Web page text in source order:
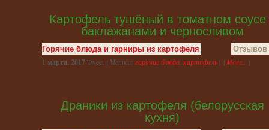
Картофель тушёный в томатном соусе
баклажанами и черносливом
Горячие блюда и гарниры из картофеля Отзывов
1 марта, 2017Tweet {Метки: горячие блюда картофель} {More... }
Драники из картофеля (белорусская
кухня)